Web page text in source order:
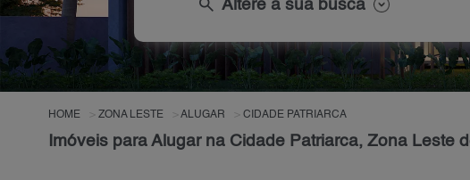
Altere a sua busca
HOME ZONA LESTE ALUGAR CIDADE PATRIARCA
Imóveis para Alugar na Cidade Patriarca, Zona Leste